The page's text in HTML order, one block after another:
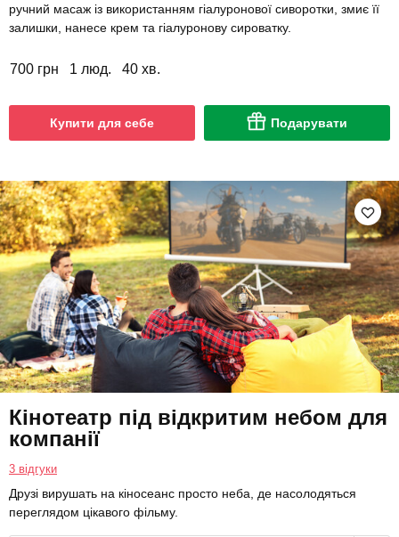
ручний масаж із використанням гіалуронової сиворотки, змиє її
залишки, нанесе крем та гіалуронову сироватку.
700 грн 1 люд. 40 хв.
Купити для себе Подарувати
Кінотеатр під відкритим небом для
компанії
3 відгуки
Друзі вирушать на кіносеанс просто неба, де насолодяться
переглядом цікавого фільму.